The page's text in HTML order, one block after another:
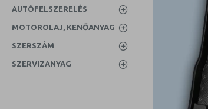
AUTÓFELSZERELÉS
MOTOROLAJ, KENŐANYAG
SZERSZÁM
SZERVIZANYAG